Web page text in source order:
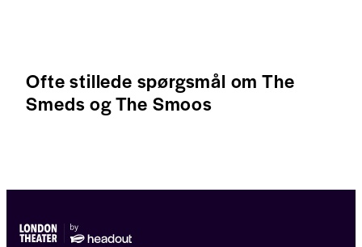
Ofte stillede spørgsmål om The
Smeds og The Smoos